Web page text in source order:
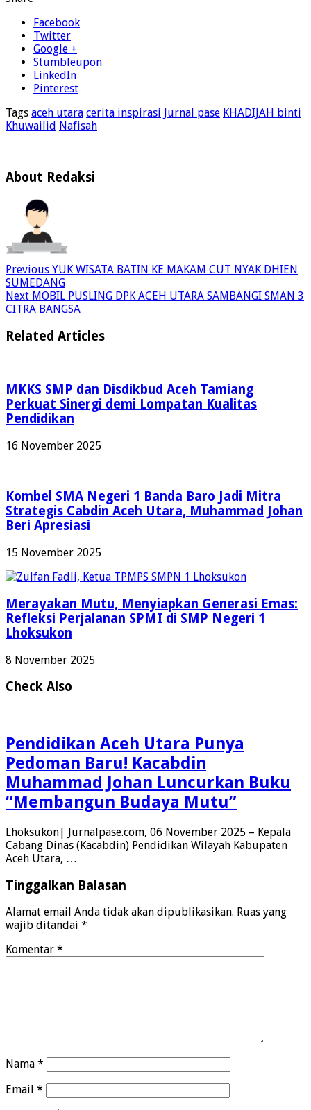
Facebook
Twitter
Google +
Stumbleupon
LinkedIn
Pinterest
Tags aceh utara cerita inspirasi Jurnal pase KHADIJAH binti
Khuwailid Nafisah
About Redaksi
Previous YUK WISATA BATIN KE MAKAM CUT NYAK DHIEN
SUMEDANG
Next MOBIL PUSLING DPK ACEH UTARA SAMBANGI SMAN 3
CITRA BANGSA
Related Articles
MKKS SMP dan Disdikbud Aceh Tamiang
Perkuat Sinergi demi Lompatan Kualitas
Pendidikan
16 November 2025
Kombel SMA Negeri 1 Banda Baro Jadi Mitra
Strategis Cabdin Aceh Utara, Muhammad Johan
Beri Apresiasi
15 November 2025
Merayakan Mutu, Menyiapkan Generasi Emas:
Refleksi Perjalanan SPMI di SMP Negeri 1
Lhoksukon
8 November 2025
Check Also
Pendidikan Aceh Utara Punya
Pedoman Baru! Kacabdin
Muhammad Johan Luncurkan Buku
“Membangun Budaya Mutu”
Lhoksukon| Jurnalpase.com, 06 November 2025 – Kepala
Cabang Dinas (Kacabdin) Pendidikan Wilayah Kabupaten
Aceh Utara, …
Tinggalkan Balasan
Alamat email Anda tidak akan dipublikasikan. Ruas yang
wajib ditandai *
Komentar *
Nama *
Email *